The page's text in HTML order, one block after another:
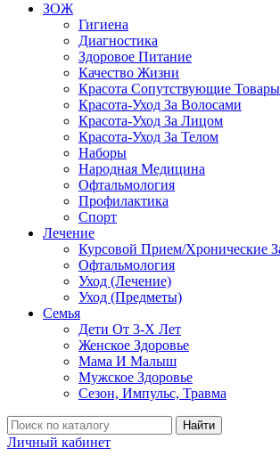
ЗОЖ
Гигиена
Диагностика
Здоровое Питание
Качество Жизни
Красота Сопутствующие Товары
Красота-Уход За Волосами
Красота-Уход За Лицом
Красота-Уход За Телом
Наборы
Народная Медицина
Офтальмология
Профилактика
Спорт
Лечение
Курсовой Прием/Хронические
Офтальмология
Уход (Лечение)
Уход (Предметы)
Семья
Дети От 3-Х Лет
Женское Здоровье
Мама И Малыш
Мужское Здоровье
Сезон, Импульс, Травма
Найти
Личный кабинет